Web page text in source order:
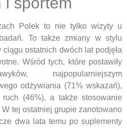
Polek to nie tylko wizyty u
To także zmiany w stylu
ostatnich dwóch lat podjęła
Wśród tych, które postawiły
najpopularniejszym
odżywiania (71% wskazań),
(46%), a także stosowanie
tej ostatniej grupie zanotowano
dwa lata temu po suplementy